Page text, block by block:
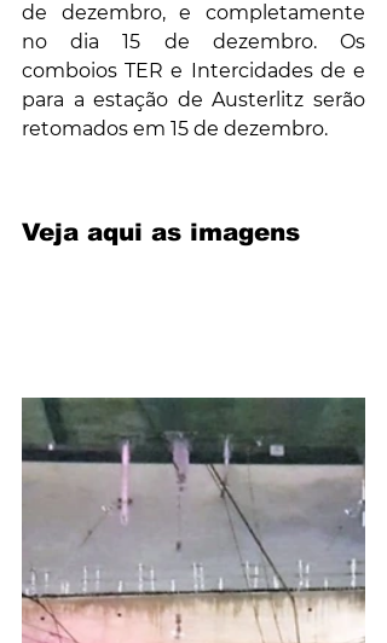
de dezembro, e completamente
no dia 15 de dezembro. Os
comboios TER e Intercidades de e
para a estação de Austerlitz serão
retomados em 15 de dezembro.
Veja aqui as imagens